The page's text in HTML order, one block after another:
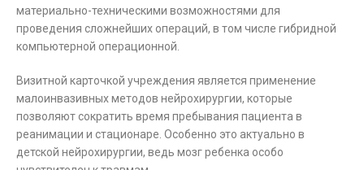
материально-техническими возможностями для
проведения сложнейших операций, в том числе гибридной
компьютерной операционной.
Визитной карточкой учреждения является применение
малоинвазивных методов нейрохирургии, которые
позволяют сократить время пребывания пациента в
реанимации и стационаре. Особенно это актуально в
детской нейрохирургии, ведь мозг ребенка особо